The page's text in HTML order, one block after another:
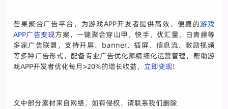
芒果聚合广告平台，为游戏APP开发者提供高效、便捷的游戏
APP广告变现方案，一键聚合穿山甲、快手、优汇量、白青藤等
多家广告联盟，支持开屏、banner、插屏、信息流、激励视频
等多种广告形式，配备专业广告优化师精细化运营管理，帮助游
戏APP开发者优化每月>20%的增长收益， 立即变现!
文中部分素材来自网络，如有侵权，请联系我们删除